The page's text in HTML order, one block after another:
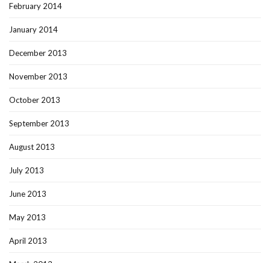
February 2014
January 2014
December 2013
November 2013
October 2013
September 2013
August 2013
July 2013
June 2013
May 2013
April 2013